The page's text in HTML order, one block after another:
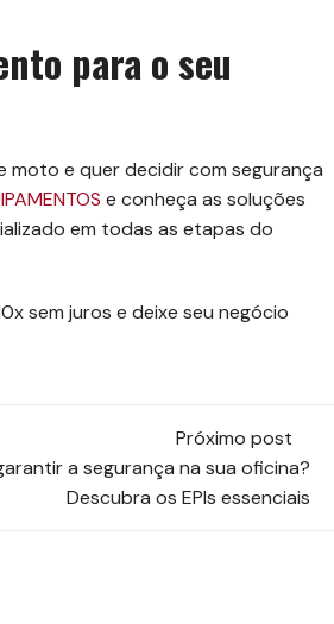
para o seu
e quer decidir com segurança
e conheça as soluções
em todas as etapas do
sem juros e deixe seu negócio
Próximo post
a segurança na sua oficina?
Descubra os EPIs essenciais